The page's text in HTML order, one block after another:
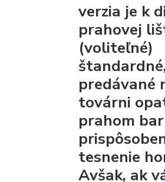
verzia je k
prahovej
(voliteľné)
predávané
továrni
prahom bar
tesnenie
Avšak, ak